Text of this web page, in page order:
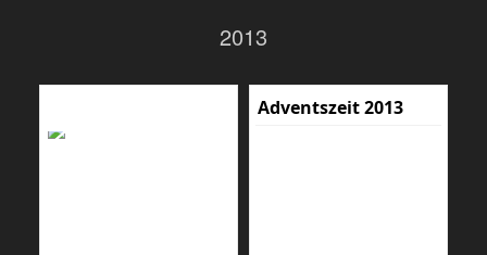
2013
Adventszeit 2013